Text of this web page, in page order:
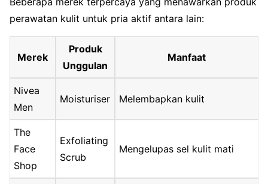
perawatan kulit untuk pria aktif antara lain:
Merek
Produk
Unggulan
Manfaat
Nivea
Men
Moisturiser Melembapkan kulit
The
Face
Shop
Exfoliating
Scrub
Mengelupas sel kulit mati